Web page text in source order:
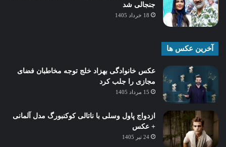
جنجالی شد
18 خرداد 1405
آخرین عکس ها
عکس خانوادگی بهزاد خلج توجه مخاطبان فضای
مجازی را جلب کرد
15 مرداد 1405
ازدواج پاول وسلی با ناتالی کوکنبورگ مدل آلمانی
+ عکس
24 تیر 1405